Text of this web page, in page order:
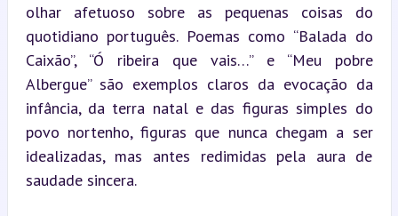
olhar afetuoso sobre as pequenas coisas do
quotidiano português. Poemas como “Balada do
Caixão”, “Ó ribeira que vais…” e “Meu pobre
Albergue” são exemplos claros da evocação da
infância, da terra natal e das figuras simples do
povo nortenho, figuras que nunca chegam a ser
idealizadas, mas antes redimidas pela aura de
saudade sincera.